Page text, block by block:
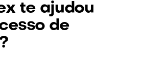
te ajudou
de